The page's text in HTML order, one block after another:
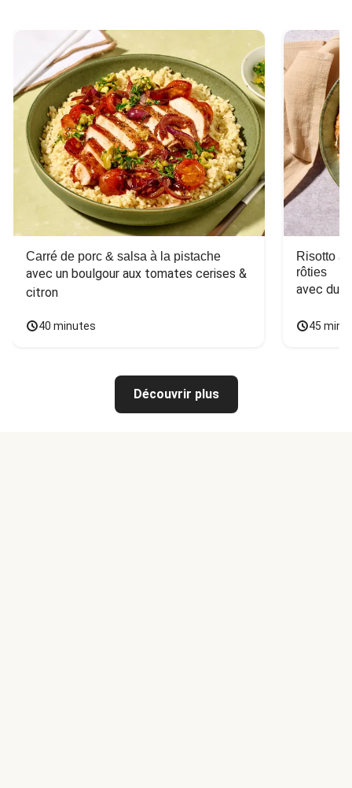
Carré de porc & salsa à la pistache
avec un boulgour aux tomates cerises &
citron
40 minutes
Risotto
rôties
avec du
45
Découvrir plus